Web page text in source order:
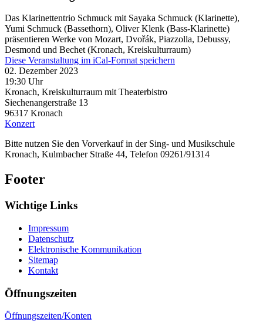
Das Klarinettentrio Schmuck mit Sayaka Schmuck (Klarinette),
Yumi Schmuck (Bassethorn), Oliver Klenk (Bass-Klarinette)
präsentieren Werke von Mozart, Dvořák, Piazzolla, Debussy,
Desmond und Bechet (Kronach, Kreiskulturraum)
Diese Veranstaltung im iCal-Format speichern
02. Dezember 2023
19:30 Uhr
Kronach, Kreiskulturraum mit Theaterbistro
Siechenangerstraße 13
96317 Kronach
Konzert
Bitte nutzen Sie den Vorverkauf in der Sing- und Musikschule
Kronach, Kulmbacher Straße 44, Telefon 09261/91314
Footer
Wichtige Links
Impressum
Datenschutz
Elektronische Kommunikation
Sitemap
Kontakt
Öffnungszeiten
Öffnungszeiten/Konten